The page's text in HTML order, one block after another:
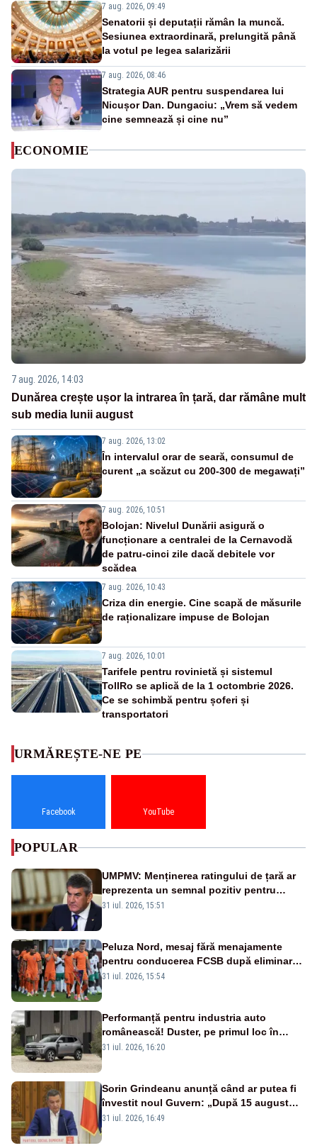
7 aug. 2026, 09:49
Senatorii și deputații rămân la muncă.
Sesiunea extraordinară, prelungită până
la votul pe legea salarizării
7 aug. 2026, 08:46
Strategia AUR pentru suspendarea lui
Nicușor Dan. Dungaciu: „Vrem să vedem
cine semnează și cine nu”
ECONOMIE
7 aug. 2026, 14:03
Dunărea crește ușor la intrarea în țară, dar rămâne mult
sub media lunii august
7 aug. 2026, 13:02
În intervalul orar de seară, consumul de
curent „a scăzut cu 200-300 de megawați”
7 aug. 2026, 10:51
Bolojan: Nivelul Dunării asigură o
funcționare a centralei de la Cernavodă
de patru-cinci zile dacă debitele vor
scădea
7 aug. 2026, 10:43
Criza din energie. Cine scapă de măsurile
de raționalizare impuse de Bolojan
7 aug. 2026, 10:01
Tarifele pentru rovinietă și sistemul
TollRo se aplică de la 1 octombrie 2026.
Ce se schimbă pentru șoferi și
transportatori
URMĂREȘTE-NE PE
Facebook YouTube
POPULAR
UMPMV: Menținerea ratingului de țară ar
reprezenta un semnal pozitiv pentru
România. Autoritățile trebuie să continue
31 iul. 2026, 15:51
Peluza Nord, mesaj fără menajamente
pentru conducerea FCSB după eliminarea
rușinoasă din Conference League
31 iul. 2026, 15:54
Performanță pentru industria auto
românească! Duster, pe primul loc în
topul vânzărilor din Ucraina
31 iul. 2026, 16:20
Sorin Grindeanu anunță când ar putea fi
învestit noul Guvern: „După 15 august
sunt șanse mai mari”
31 iul. 2026, 16:49